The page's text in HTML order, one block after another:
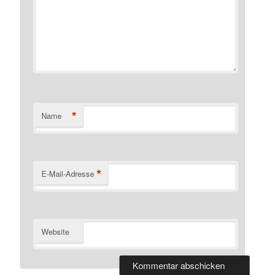
Name *
E-Mail-Adresse *
Website